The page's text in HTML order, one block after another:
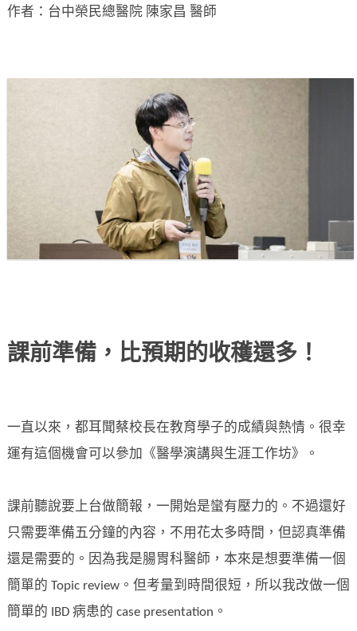
作者：台中榮民總醫院 陳家昌 醫師
課前準備，比預期的收穫還多！
一直以來，都耳聞蔡校長在教育學子的成績與熱情。很幸
運有這個機會可以參加《醫學演講與生涯工作坊》。
課前聽說要上台做簡報，一開始是蠻有壓力的。不過還好
只需要準備五分鐘的內容，不用花太多時間，但認真準備
還是需要的。因為我是腸胃科醫師，本來是想要準備一個
簡單的 Topic review。但考量到時間很短，所以我改做一個
簡單的 IBD 病患的 case presentation。